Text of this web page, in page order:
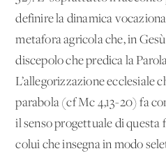
definire la dinamica
metafora agricola che, in
discepolo che predica la
L’allegorizzazione ecclesiale
parabola (cf Mc 4,13-20) fa
il senso progettuale di questa
colui che insegna in modo